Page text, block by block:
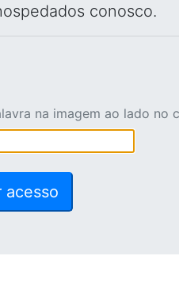
conosco.
na imagem ao lado no